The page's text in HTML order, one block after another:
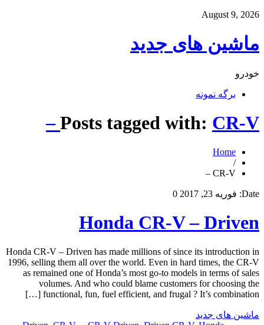
August 9, 2026
ماشین های جدید
خودرو
برگه نمونه
Posts tagged with: CR-V –
Home
/
CR-V –
Date: فوریه 23, 2017 0
Honda CR-V – Driven
Honda CR-V – Driven has made millions of since its introduction in
1996, selling them all over the world. Even in hard times, the CR-V
as remained one of Honda’s most go-to models in terms of sales
volumes. And who could blame customers for choosing the
functional, fun, fuel efficient, and frugal ? It’s combination […]
ماشین های جدید